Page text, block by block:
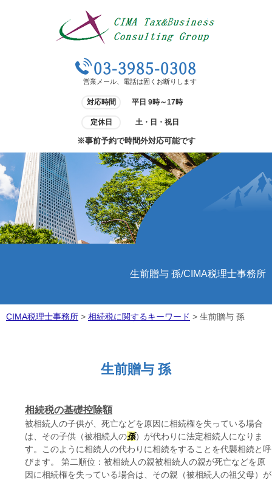
03-3985-0308
営業メール、電話は固くお断りします
対応時間 平日 9時～17時
定休日 土・日・祝日
※事前予約で時間外対応可能です
生前贈与 孫/CIMA税理士事務所
CIMA税理士事務所 > 相続税に関するキーワード > 生前贈与 孫
生前贈与 孫
相続税の基礎控除額
被相続人の子供が、死亡などを原因に相続権を失っている場合
は、その子供（被相続人の孫）が代わりに法定相続人になりま
す。このように相続人の代わりに相続をすることを代襲相続と呼
びます。 第二順位：被相続人の親被相続人の親が死亡などを原
因に相続権を失っている場合は、その親（被相続人の祖父母）が